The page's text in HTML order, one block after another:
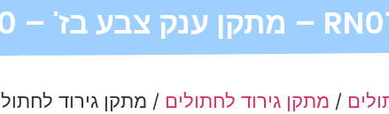
/ מתקן גירוד לחתולים / מתקן גירוד לחתול RN0143 – מתקן ענק צבע בז' – 170×50×50 סמ